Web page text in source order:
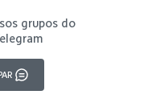
grupos do